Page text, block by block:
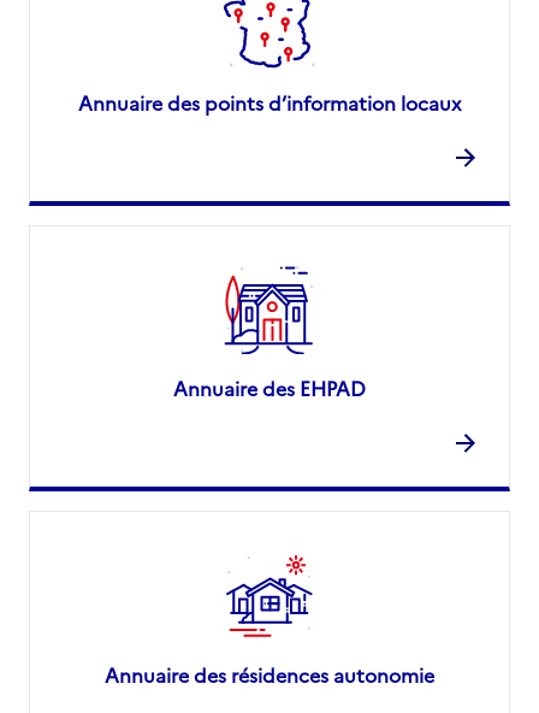
Annuaire des points d’information locaux
Annuaire des EHPAD
Annuaire des résidences autonomie